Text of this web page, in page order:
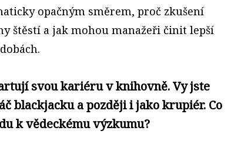
opačným směrem, proč zkušení
štěstí a jak mohou manažeři činit lepší
svou kariéru v knihovně. Vy jste
blackjacku a později i jako krupiér. Co
k vědeckému výzkumu?